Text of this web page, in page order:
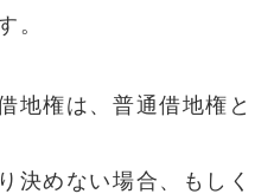
。
地権は、普通借地権と
決めない場合、もしく